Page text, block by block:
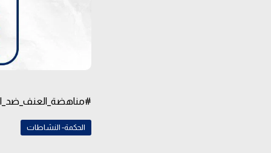
الحكمة- النشاطات